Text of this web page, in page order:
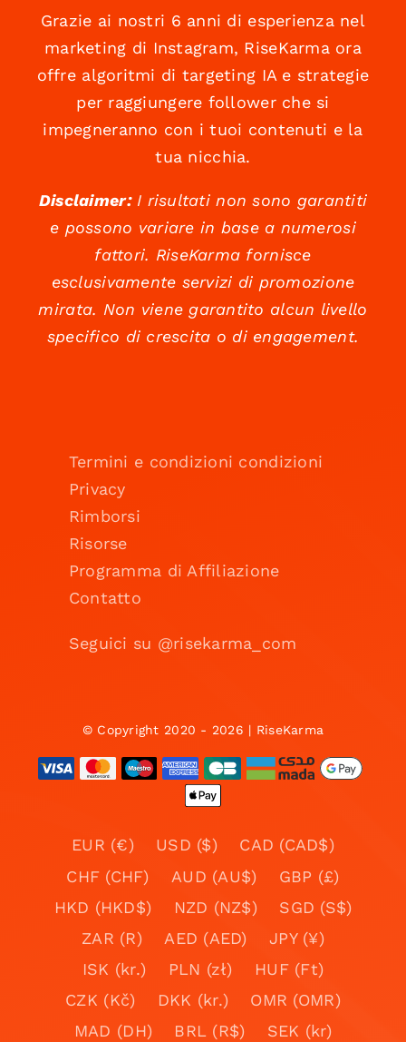
Grazie ai nostri 6 anni di esperienza nel
marketing di Instagram, RiseKarma ora
offre algoritmi di targeting IA e strategie
per raggiungere follower che si
impegneranno con i tuoi contenuti e la
tua nicchia.
Disclaimer:I risultati non sono garantiti
e possono variare in base a numerosi
fattori. RiseKarma fornisce
esclusivamente servizi di promozione
mirata. Non viene garantito alcun livello
specifico di crescita o di engagement.
Termini e condizioni condizioni
Privacy
Rimborsi
Risorse
Programma di Affiliazione
Contatto
Seguici su @risekarma_com
© Copyright 2020 - 2026 | RiseKarma
EUR (€) USD ($)
CAD (CAD$)
CHF (CHF)
AUD (AU$)
GBP (£)
HKD (HKD$)
NZD (NZ$)
SGD (S$)
ZAR (R)
AED (AED)
JPY (¥)
ISK (kr.)
PLN (zł)
HUF (Ft)
CZK (Kč)
DKK (kr.)
OMR (OMR)
MAD (DH)
BRL (R$)
SEK (kr)